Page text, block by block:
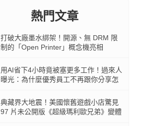
熱門文章
打破大廠墨水綁架！開源、無 DRM 限
制的「Open Printer」概念機亮相
用AI省下4小時竟被塞更多工作！過來人
曝光：為什麼優秀員工不再跟你分享怎
典藏界大地震！美國懷舊遊戲小店驚見
97 片未公開版《超級瑪利歐兄弟》變體